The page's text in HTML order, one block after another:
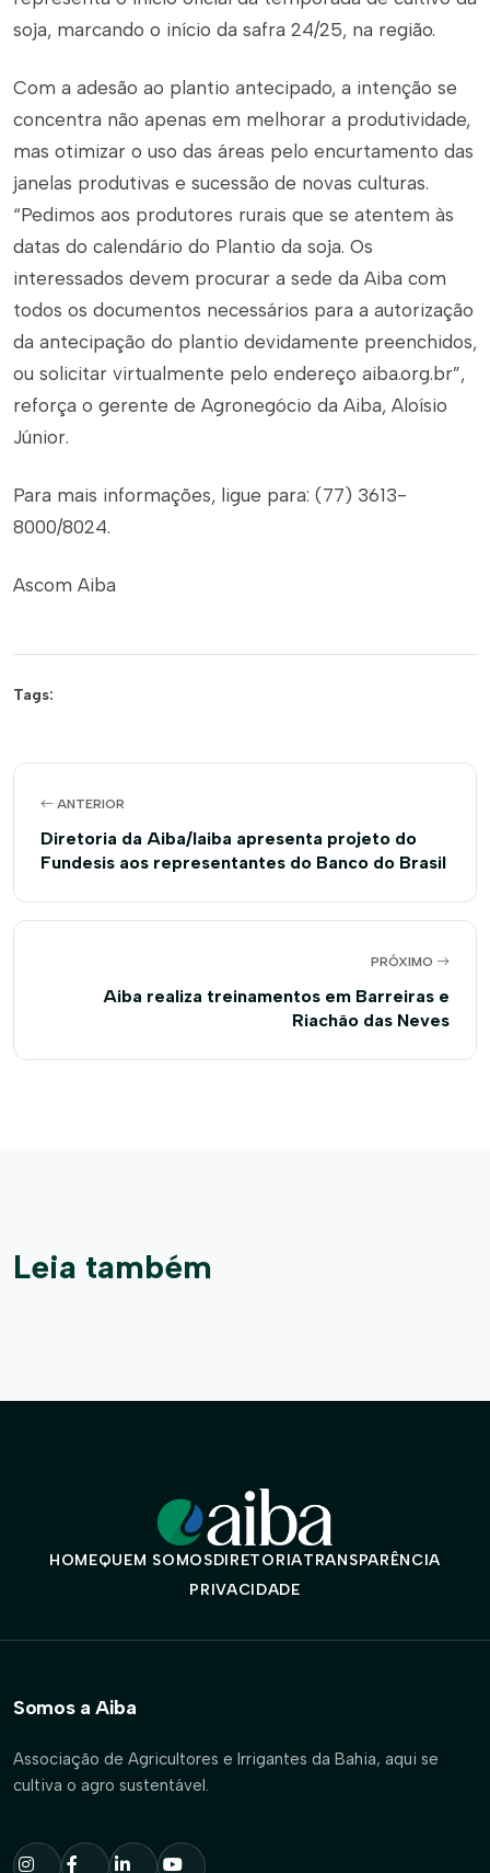
soja, marcando o início da safra 24/25, na região.
Com a adesão ao plantio antecipado, a intenção se
concentra não apenas em melhorar a produtividade,
mas otimizar o uso das áreas pelo encurtamento das
janelas produtivas e sucessão de novas culturas.
“Pedimos aos produtores rurais que se atentem às
datas do calendário do Plantio da soja. Os
interessados devem procurar a sede da Aiba com
todos os documentos necessários para a autorização
da antecipação do plantio devidamente preenchidos,
ou solicitar virtualmente pelo endereço aiba.org.br”,
reforça o gerente de Agronegócio da Aiba, Aloísio
Júnior.
Para mais informações, ligue para: (77) 3613-
8000/8024.
Ascom Aiba
Tags:
ANTERIOR
Diretoria da Aiba/Iaiba apresenta projeto do
Fundesis aos representantes do Banco do Brasil
PRÓXIMO
Aiba realiza treinamentos em Barreiras e
Riachão das Neves
Leia também
HOMEQUEM SOMOSDIRETORIATRANSPARÊNCIA
PRIVACIDADE
Somos a Aiba
Associação de Agricultores e Irrigantes da Bahia, aqui se
cultiva o agro sustentável.